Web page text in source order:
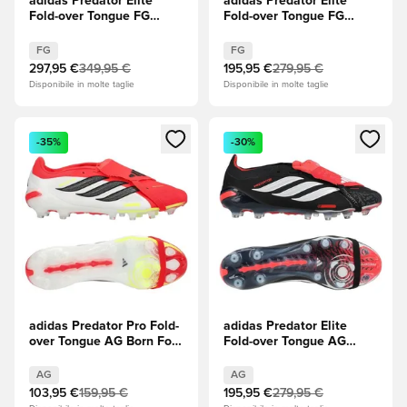
Fold-over Tongue FG
Marrone/Argento
metallizzato EDIZIONE
LIMITATA
FG
297,95 €349,95 €
Disponibile in molte taglie
Fold-over Tongue FG
Black (Nero)/Footwear
White (Bianco)/Rosso
lucido
FG
195,95 €279,95 €
Disponibile in molte taglie
Apre una finestra modale per accedere o registrarsi come
-35%
adidas Predator Pro Fold-
over Tongue AG Born For
Black (Nero)/Footwear
White (Bianco)
AG
103,95 €159,95 €
Apre una finestra modale
-30%
adidas Predator Elite
Fold-over Tongue AG
Black (Nero)/Footwear
White (Bianco)/Rosso
lucido
AG
195,95 €279,95 €